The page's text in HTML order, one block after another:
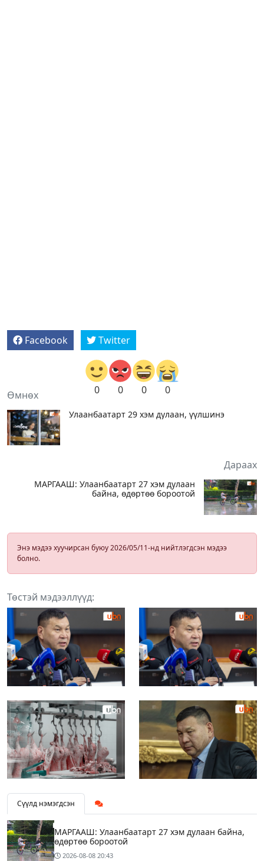
Facebook Twitter
0 0 0 0
Өмнөх
Улаанбаатарт 29 хэм дулаан, үүлшинэ
Дараах
МАРГААШ: Улаанбаатарт 27 хэм дулаан
байна, өдөртөө бороотой
Энэ мэдээ хуучирсан буюу 2026/05/11-нд нийтлэгдсэн мэдээ
болно.
Төстэй мэдээллүүд:
Сүүлд нэмэгдсэн
МАРГААШ: Улаанбаатарт 27 хэм дулаан байна,
өдөртөө бороотой
2026-08-08 20:43